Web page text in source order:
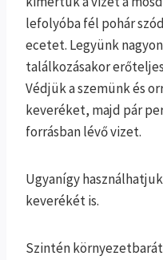
lefolyóba fél pohár
ecetet. Legyünk
találkozásakor
Védjük a szemünk és
keveréket, majd pár
forrásban lévő vizet.
Ugyanígy
keverékét is.
Szintén